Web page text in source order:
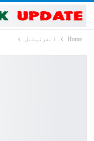
Home انٹرنیشنل